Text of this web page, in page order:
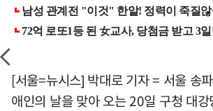
[서울=뉴시스] 박대로 기자 = 서울 송
애인의 날을 맞아 오는 20일 구청 대